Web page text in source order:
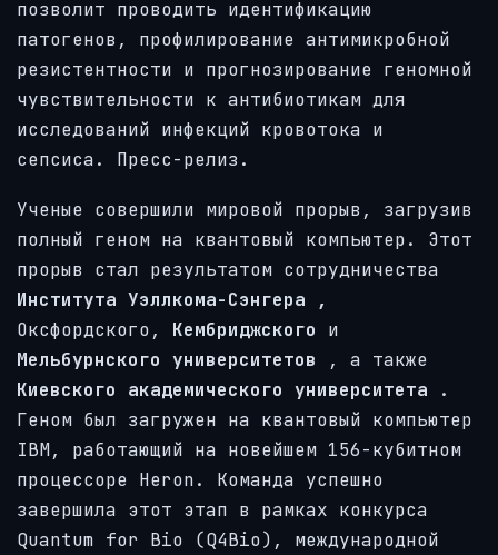
позволит проводить идентификацию
патогенов, профилирование антимикробной
резистентности и прогнозирование геномной
чувствительности к антибиотикам для
исследований инфекций кровотока и
сепсиса. Пресс-релиз.
Ученые совершили мировой прорыв, загрузив
полный геном на квантовый компьютер. Этот
прорыв стал результатом сотрудничества
Института Уэллкома-Сэнгера
,
Оксфордского, Кембриджского и
Мельбурнского университетов , а также
Киевского академического университета .
Геном был загружен на квантовый компьютер
IBM, работающий на новейшем 156-кубитном
процессоре Heron. Команда успешно
завершила этот этап в рамках конкурса
Quantum for Bio (Q4Bio), международной